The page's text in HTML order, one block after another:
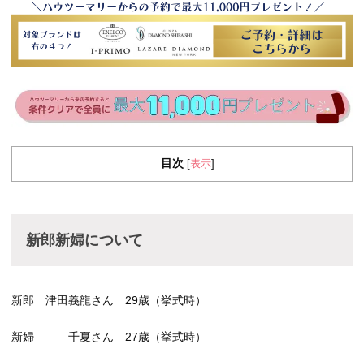
目次 [表示]
新郎新婦について
新郎 津田義龍さん 29歳（挙式時）
新婦 千夏さん 27歳（挙式時）